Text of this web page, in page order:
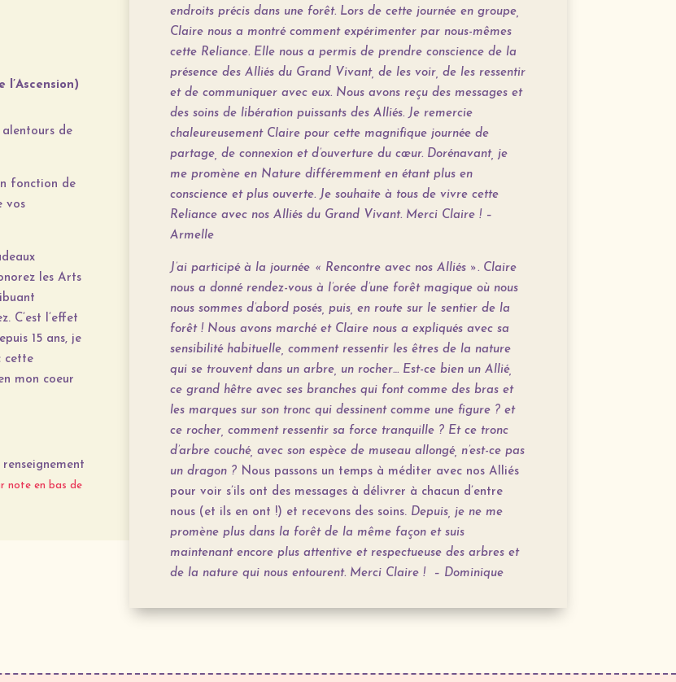
l’Ascension)
alentours de
fonction de
vos
les Arts
C’est l’effet
15 ans, je
cette
mon coeur
renseignement
note en bas de
endroits précis dans une forêt. Lors de cette journée en groupe,
Claire nous a montré comment expérimenter par nous-mêmes
cette Reliance. Elle nous a permis de prendre conscience de la
présence des Alliés du Grand Vivant, de les voir, de les ressentir
et de communiquer avec eux. Nous avons reçu des messages et
des soins de libération puissants des Alliés. Je remercie
chaleureusement Claire pour cette magnifique journée de
partage, de connexion et d’ouverture du cœur. Dorénavant, je
me promène en Nature différemment en étant plus en
conscience et plus ouverte. Je souhaite à tous de vivre cette
Reliance avec nos Alliés du Grand Vivant. Merci Claire ! –
Armelle
J’ai participé à la journée « Rencontre avec nos Alliés ». Claire
nous a donné rendez-vous à l’orée d’une forêt magique où nous
nous sommes d’abord posés, puis, en route sur le sentier de la
forêt ! Nous avons marché et Claire nous a expliqués avec sa
sensibilité habituelle, comment ressentir les êtres de la nature
qui se trouvent dans un arbre, un rocher… Est-ce bien un Allié,
ce grand hêtre avec ses branches qui font comme des bras et
les marques sur son tronc qui dessinent comme une figure ? et
ce rocher, comment ressentir sa force tranquille ? Et ce tronc
d’arbre couché, avec son espèce de museau allongé, n’est-ce pas
un dragon ? Nous passons un temps à méditer avec nos Alliés
pour voir s’ils ont des messages à délivrer à chacun d’entre
nous (et ils en ont !) et recevons des soins. Depuis, je ne me
promène plus dans la forêt de la même façon et suis
maintenant encore plus attentive et respectueuse des arbres et
de la nature qui nous entourent. Merci Claire ! – Dominique